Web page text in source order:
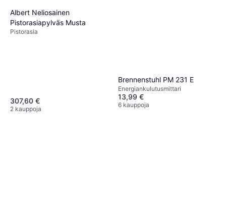
Albert Neliosainen
Pistorasiapylväs Musta
Pistorasia
307,60 €
2 kauppoja
Brennenstuhl PM 231 E
Energiankulutusmittari
13,99 €
6 kauppoja